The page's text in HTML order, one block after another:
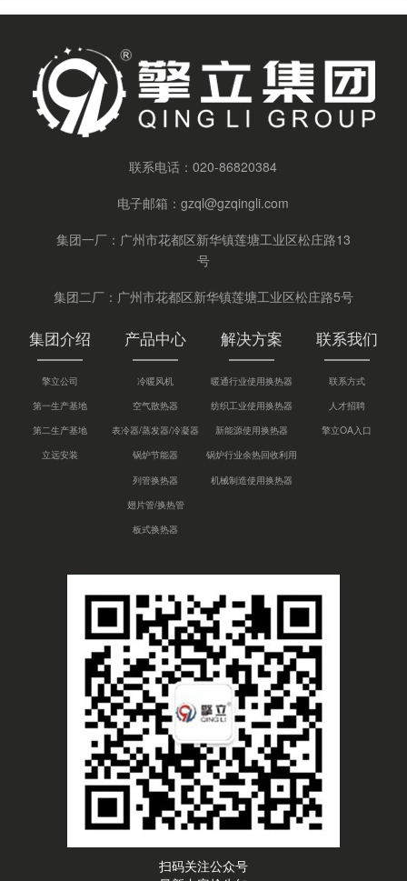
联系电话：020-86820384
电子邮箱：gzql@gzqingli.com
集团一厂：广州市花都区新华镇莲塘工业区松庄路13
号
集团二厂：广州市花都区新华镇莲塘工业区松庄路5号
集团介绍
擎立公司
第一生产基地
第二生产基地
立远安装
产品中心
冷暖风机
空气散热器
表冷器/蒸发器/冷凝器
锅炉节能器
列管换热器
翅片管/换热管
板式换热器
解决方案
暖通行业使用换热器
纺织工业使用换热器
新能源使用换热器
锅炉行业余热回收利用
机械制造使用换热器
联系我们
联系方式
人才招聘
擎立OA入口
扫码关注公众号